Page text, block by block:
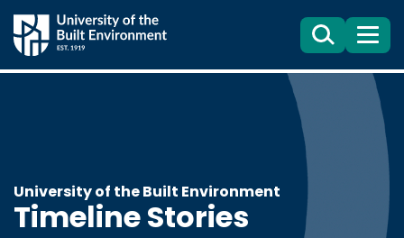
Search
目
錄
University of the Built Environment
Timeline Stories